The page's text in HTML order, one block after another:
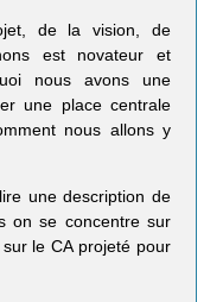
de la vision, de
est novateur et
nous avons une
une place centrale
nous allons y
une description de
on se concentre sur
le CA projeté pour